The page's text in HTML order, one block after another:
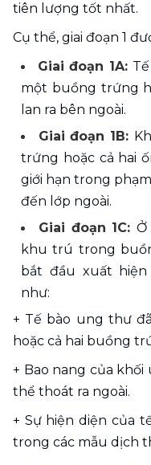
tiên lượng tốt nhất.
Cụ thể, giai đoạn 1
Giai đoạn 1A:
một buồng trứng
lan ra bên ngoài.
Giai đoạn 1B:
trứng hoặc cả hai
giới hạn trong
đến lớp ngoài.
Giai đoạn 1C: Ở
khu trú trong
bắt đầu xuất
như:
+ Tế bào ung thư
hoặc cả hai buồng
+ Bao nang của
thể thoát ra ngoài.
+ Sự hiện diện của
trong các mẫu dịch